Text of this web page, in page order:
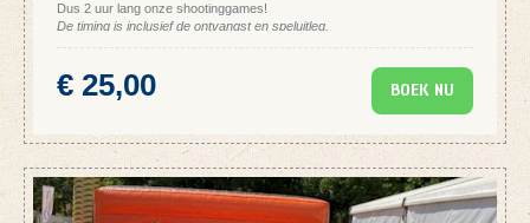
Dus 2 uur lang onze shootinggames!
De timing is inclusief de ontvangst en speluitleg.
BOEKEN:
deelnemers aan. Wijzigt dit aantal nadien nog, geen probleem, je kan ons
dat altijd via mail laten weten (
€ 25,00 BOEK NU